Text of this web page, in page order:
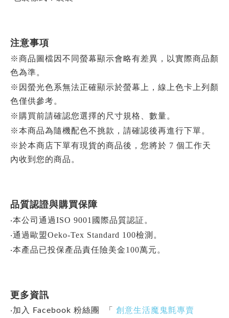
注意事項
※商品圖檔因不同螢幕顯示會略有差異，以實際商品顏
色為準。
※因螢光色系無法正確顯示於螢幕上，線上色卡上列顏
色僅供參考。
※購買前請確認您選擇的尺寸規格、數量。
※本商品為隨機配色不挑款，請確認後再進行下單。
※於本商店下單有現貨的商品後，您將於 7 個工作天
內收到您的商品。
品質認證與購買保障
‧本公司通過ISO 9001國際品質認証。
‧通過歐盟Oeko-Tex Standard 100檢測。
‧本產品已投保產品責任險美金100萬元。
更多資訊
‧加入 Facebook 粉絲團 「
創意生活魔鬼氈專賣